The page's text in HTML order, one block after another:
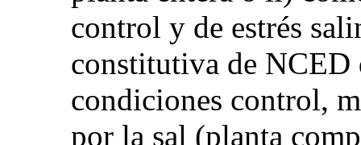
control y de estrés
constitutiva de
condiciones control,
por la sal (planta